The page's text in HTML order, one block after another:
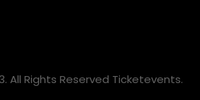
All Rights Reserved Ticketevents.